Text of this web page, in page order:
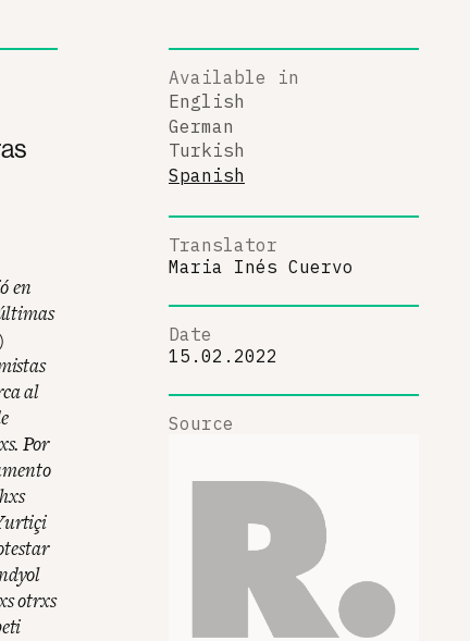
en
al
Por
otrxs
Available in
English
German
Turkish
Spanish
Translator
Maria Inés Cuervo
Date
15.02.2022
Source